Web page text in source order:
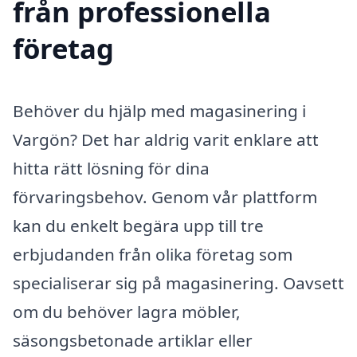
från professionella
företag
Behöver du hjälp med magasinering i
Vargön? Det har aldrig varit enklare att
hitta rätt lösning för dina
förvaringsbehov. Genom vår plattform
kan du enkelt begära upp till tre
erbjudanden från olika företag som
specialiserar sig på magasinering. Oavsett
om du behöver lagra möbler,
säsongsbetonade artiklar eller